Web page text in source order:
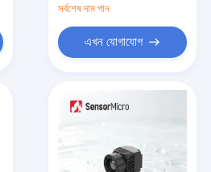
সর্বশেষ দাম পান
এখন যোগাযোগ